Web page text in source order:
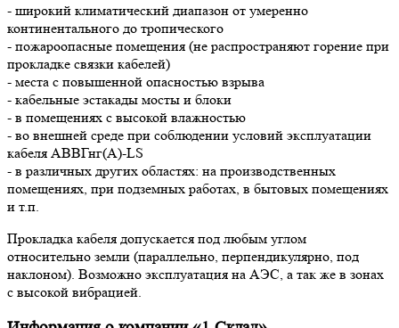
- широкий климатический диапазон от умеренно
континентального до тропического
- пожароопасные помещения (не распространяют горение при
прокладке связки кабелей)
- места с повышенной опасностью взрыва
- кабельные эстакады мосты и блоки
- в помещениях с высокой влажностью
- во внешней среде при соблюдении условий эксплуатации
кабеля АВВГнг(А)-LS
- в различных других областях: на производственных
помещениях, при подземных работах, в бытовых помещениях
и т.п.
Прокладка кабеля допускается под любым углом
относительно земли (параллельно, перпендикулярно, под
наклоном). Возможно эксплуатация на АЭС, а так же в зонах
с высокой вибрацией.